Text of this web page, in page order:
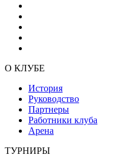
О КЛУБЕ
История
Руководство
Партнеры
Работники клуба
Арена
ТУРНИРЫ